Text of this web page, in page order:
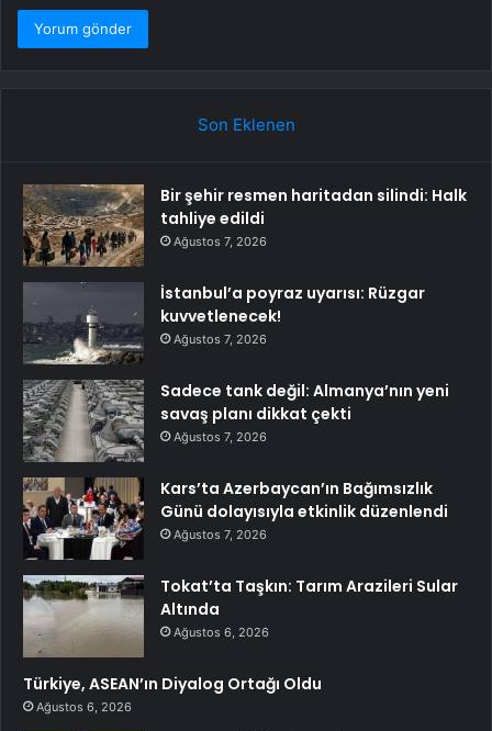
Son Eklenen
Bir şehir resmen haritadan silindi: Halk
tahliye edildi
Ağustos 7, 2026
İstanbul’a poyraz uyarısı: Rüzgar
kuvvetlenecek!
Ağustos 7, 2026
Sadece tank değil: Almanya’nın yeni
savaş planı dikkat çekti
Ağustos 7, 2026
Kars’ta Azerbaycan’ın Bağımsızlık
Günü dolayısıyla etkinlik düzenlendi
Ağustos 7, 2026
Tokat’ta Taşkın: Tarım Arazileri Sular
Altında
Ağustos 6, 2026
Türkiye, ASEAN’ın Diyalog Ortağı Oldu
Ağustos 6, 2026